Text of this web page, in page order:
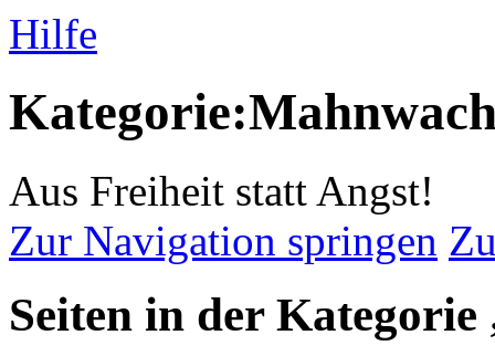
Hilfe
Aus Freiheit statt Angst!
Zur Navigation springen
Seiten in der